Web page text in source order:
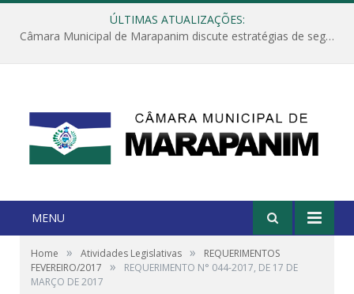
ÚLTIMAS ATUALIZAÇÕES:
Câmara Municipal de Marapanim discute estratégias de segurança com autoridades e poder executivo
MENU
Home » Atividades Legislativas »
REQUERIMENTOS
FEVEREIRO/2017
»
REQUERIMENTO N° 044-2017, DE 17 DE
MARÇO DE 2017